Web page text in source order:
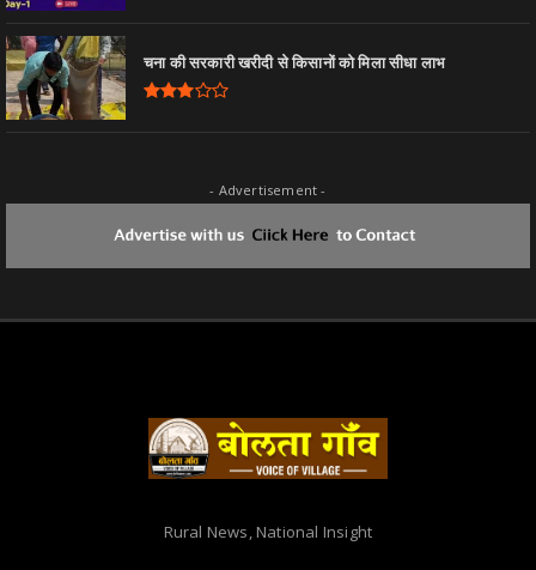
चना की सरकारी खरीदी से किसानों को मिला सीधा लाभ
- Advertisement -
Rural News, National Insight